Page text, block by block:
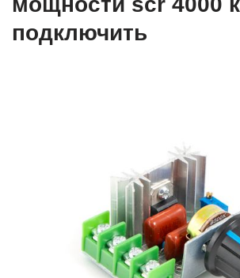
подключить